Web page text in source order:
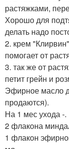
растяжками,
Хорошо для
делать надо
2. крем
помогает от
3. так же от
петит грейн и
Эфирное масло
продаются).
На 1 мес ухода -.
2 флакона
1 флакон